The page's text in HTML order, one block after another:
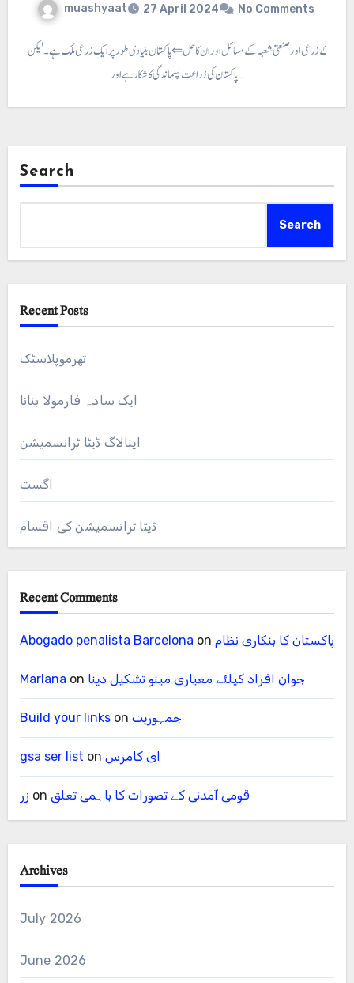
muashyaat 27 April 2024 No Comments
پاکستان کے زرعی اور صنعتی شعبہ کے مسائل اور ان کا حل ⇐ پاکستان بنیادی طور پر ایک زرعی ملک ہے۔ لیکن
پاکستان کی زراعت پسماندگی کا شکار ہے اور…
Search
Search
Recent Posts
تھرموپلاسٹک
ایک سادہ فارمولا بنانا
اینالاگ ڈیٹا ٹرانسمیشن
اگست
ڈیٹا ٹرانسمیشن کی اقسام
Recent Comments
Abogado penalista Barcelona on پاکستان کا بنکاری نظام
Marlana on جوان افراد کیلئے معیاری مینو تشکیل دینا
Build your linkson جمہوریت
gsa ser list on ای کامرس
زر on قومی آمدنی کے تصورات کا باہمی تعلق
Archives
July 2026
June 2026